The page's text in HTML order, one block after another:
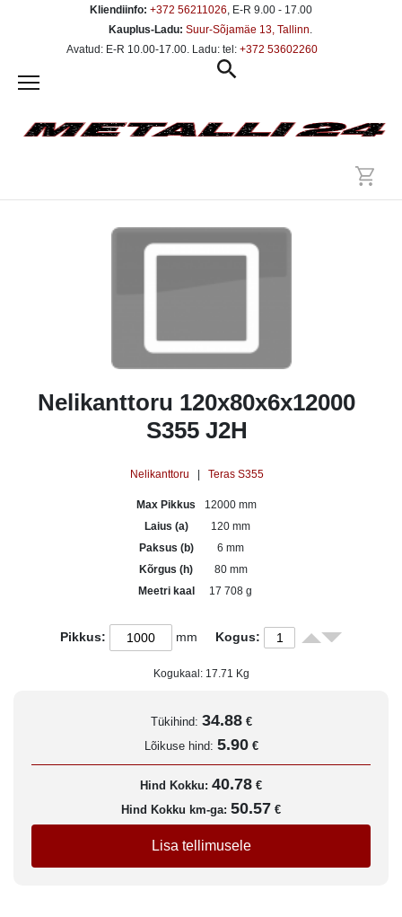
Kliendiinfo: +372 56211026, E-R 9.00 - 17.00
Kauplus-Ladu: Suur-Sõjamäe 13, Tallinn.
Avatud: E-R 10.00-17.00. Ladu: tel: +372 53602260
Nelikanttoru 120x80x6x12000
S355 J2H
Nelikanttoru Teras S355
Max Pikkus
12000 mm
Laius (a)
120 mm
Paksus (b)
6 mm
Kõrgus (h)
80 mm
Meetri kaal
17 708 g
Pikkus: mm Kogus:
Kogukaal: 17.71 Kg
Tükihind: 34.88 €
Lõikuse hind: 5.90 €
Hind Kokku: 40.78 €
Hind Kokku km-ga: 50.57 €
Lisa tellimusele